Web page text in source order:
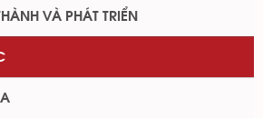
VÀ PHÁT TRIỂN